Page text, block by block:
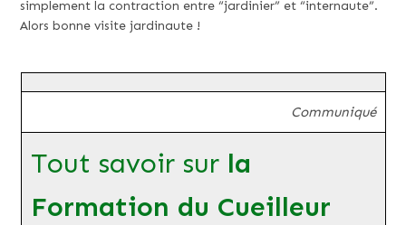
simplement la contraction entre “jardinier” et “internaute”.
Alors bonne visite jardinaute !
Communiqué
Tout savoir sur la
Formation du Cueilleur